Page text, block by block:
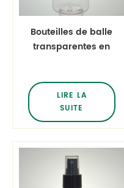
Bouteilles de balle
transparentes en
bouteilles de lotion
vides
LIRE LA
SUITE